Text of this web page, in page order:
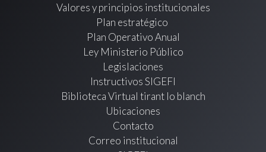
Valores y principios institucionales
Plan estratégico
Plan Operativo Anual
Ley Ministerio Público
Legislaciones
Instructivos SIGEFI
Biblioteca Virtual tirant lo blanch
Ubicaciones
Contacto
Correo institucional